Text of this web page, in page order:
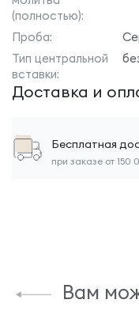
(полностью):
Проба:
Тип центральной
вставки:
Доставка и
Бесплатная
при заказе от 150
Вам